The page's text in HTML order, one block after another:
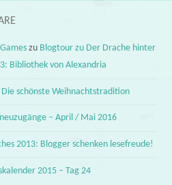
zu Blogtour zu Der Drache hinter
Bibliothek von Alexandria
Die schönste Weihnachtstradition
– April / Mai 2016
2013: Blogger schenken lesefreude!
2015 – Tag 24